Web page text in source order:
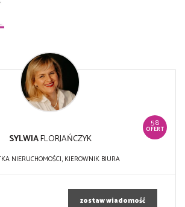
58
OFERT
SYLWIAFLORJAŃCZYK
NIERUCHOMOŚCI, KIEROWNIK BIURA
zostaw wiadomość